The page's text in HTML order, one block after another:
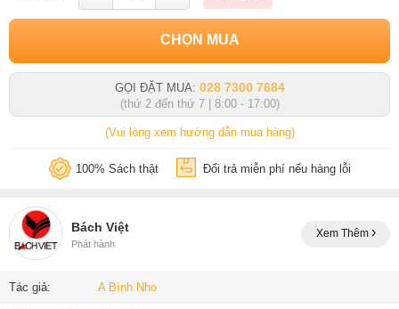
CHỌN MUA
GỌI ĐẶT MUA: 028 7300 7684
(thứ 2 đến thứ 7 | 8:00 - 17:00)
(Vui lòng xem hướng dẫn mua hàng)
100% Sách thật Đổi trả miễn phí nếu hàng lỗi
Bách Việt
Phát hành
Xem Thêm
Tác giả: A Bình Nho